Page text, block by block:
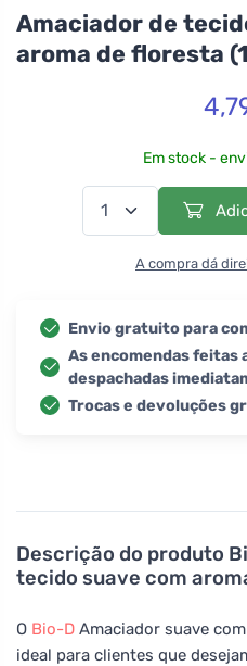
Descrição do produto
tecido suave com
O Bio-D Amaciador suave
ideal para clientes que
Amaciador de
aroma de floresta
Em stock -
A compra dá
Envio gratuito para
As encomendas feitas
despachadas
Trocas e devoluções